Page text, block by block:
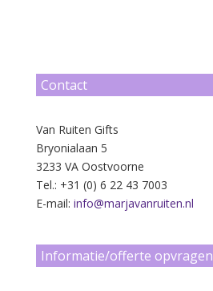
Contact
Van Ruiten Gifts
Bryonialaan 5
3233 VA Oostvoorne
Tel.: +31 (0) 6 22 43 7003
E-mail: info@marjavanruiten.nl
Informatie/offerte opvragen